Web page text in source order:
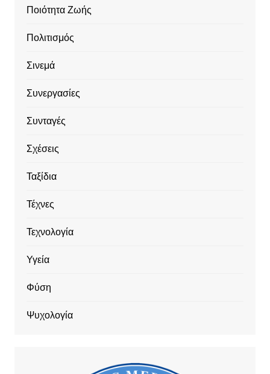
Ποιότητα Ζωής
Πολιτισμός
Σινεμά
Συνεργασίες
Συνταγές
Σχέσεις
Ταξίδια
Τέχνες
Τεχνολογία
Υγεία
Φύση
Ψυχολογία